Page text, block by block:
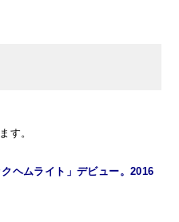
す。
ヘムライト」デビュー。2016